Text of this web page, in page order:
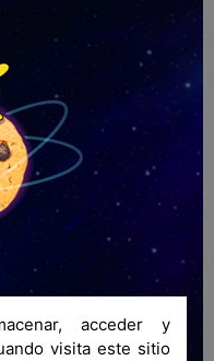
/
Personne à
surname /
E-mail
acceder y
visita este sitio